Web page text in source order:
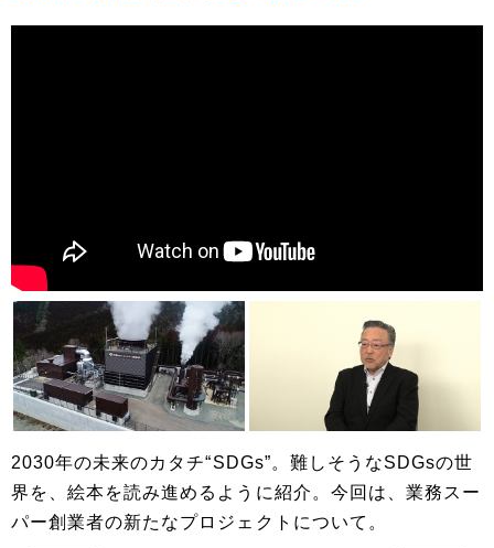
2030年の未来のカタチ“SDGs”。難しそうなSDGsの世
界を、絵本を読み進めるように紹介。今回は、業務スー
パー創業者の新たなプロジェクトについて。